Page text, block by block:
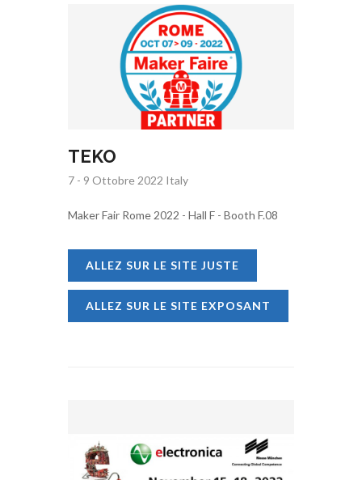
TEKO
7 - 9 Ottobre 2022 Italy
Maker Fair Rome 2022 - Hall F - Booth F.08
ALLEZ SUR LE SITE JUSTE
ALLEZ SUR LE SITE EXPOSANT